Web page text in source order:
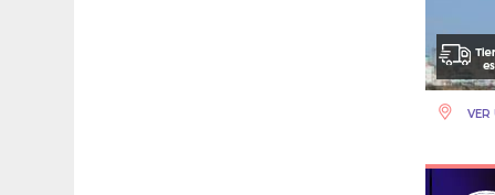
VER